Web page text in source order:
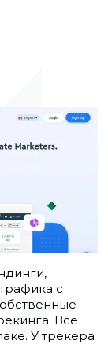
с
Все
У трекера